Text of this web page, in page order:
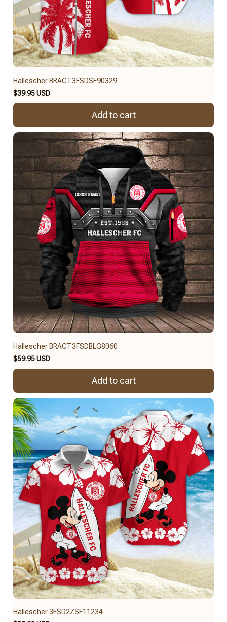
Hallescher BRACT3FSDSF90329
$39.95 USD
Add to cart
Hallescher BRACT3FSDBLG8060
$59.95 USD
Add to cart
Hallescher 3FSD2ZSF11234